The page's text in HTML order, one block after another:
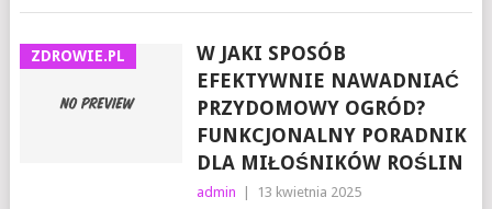
ZDROWIE.PL
W JAKI SPOSÓB
EFEKTYWNIE NAWADNIAĆ
PRZYDOMOWY OGRÓD?
FUNKCJONALNY PORADNIK
DLA MIŁOŚNIKÓW ROŚLIN
admin 13 kwietnia 2025